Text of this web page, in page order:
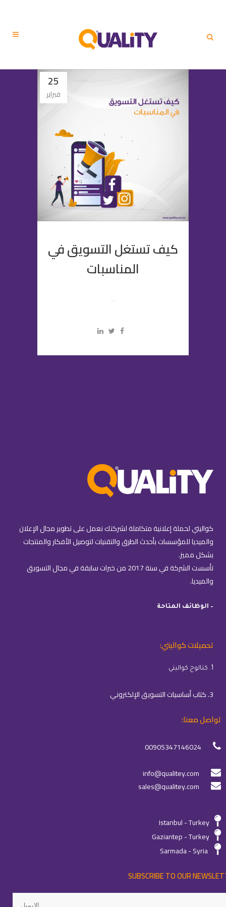
25
فبراير
كيف تستغل التسويق في
المناسبات
...
كواليتي لحملة إعلانية متكاملة لشركتك نعمل على تطوير مجال الإعلان
والميديا للمؤسسات بأحدث الطرق والتقنيات لتوصيل الأفكار والمنتجات
بشكل مميز.
تأسست الشركة في سنة 2017 من خبرات سابقة في مجال التسويق
والميديا.
– الوظائف المتاحة
تحميلات كواليتي:
1. كتالوج كواليتي
3. كتاب أساسيات التسويق الإلكتروني
تواصل معنا:
00905347146024
info@qualitey.com
sales@qualitey.com
Istanbul - Turkey
Gaziantep - Turkey
Sarmada - Syria
SUBSCRIBE TO OUR